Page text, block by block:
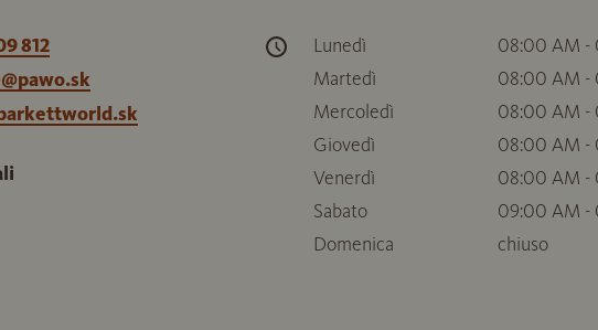
812
Lunedì
08:00 AM -
Martedì
08:00 AM -
Mercoledì
08:00 AM -
Giovedì
08:00 AM -
Venerdì
08:00 AM -
Sabato
09:00 AM -
Domenica
chiuso